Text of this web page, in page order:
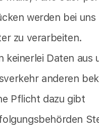
werden bei
zu verarbeiten.
keinerlei Daten aus
anderen
Pflicht dazu gibt